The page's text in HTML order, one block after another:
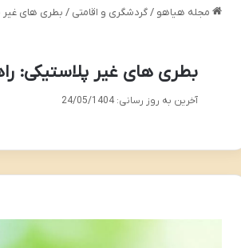
مجله هیاهو / گردشگری و اقامتی / بطری های غیر
بطری های غیر پلاستیکی:
آخرین به روز رسانی: 24/05/1404